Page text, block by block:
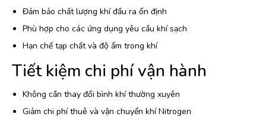
Đảm bảo chất lượng khí đầu ra ổn định
Phù hợp cho các ứng dụng yêu cầu khí sạch
Hạn chế tạp chất và độ ẩm trong khí
Tiết kiệm chi phí vận hành
Không cần thay đổi bình khí thường xuyên
Giảm chi phí thuê và vận chuyển khí Nitrogen